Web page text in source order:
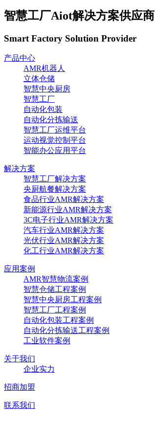
智慧工厂Aiot解决方案供应商
Smart Factory Solution Provider
产品中心
AMR机器人
立体仓储
智慧中央厨房
智慧工厂
自动化包装
自动化分拣输送
智慧工厂运维平台
运动视觉控制平台
智能办公应用平台
解决方案
智慧工厂解决方案
央厨航餐解决方案
食品行业AMR解决方案
新能源行业AMR解决方案
3C电子行业AMR解决方案
汽车行业AMR解决方案
光伏行业AMR解决方案
化工行业AMR解决方案
应用案例
AMR智慧物流案例
智慧仓储工程案例
智慧中央厨房工程案例
智慧工厂工程案例
自动化包装工程案例
自动化分拣输送工程案例
工业软件案例
关于我们
企业实力
招商加盟
联系我们